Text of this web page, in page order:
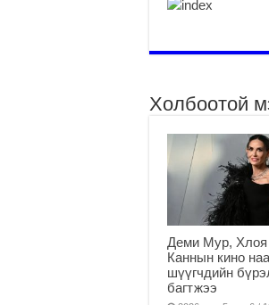
Холбоотой
Деми Мур,
Каннын кино
шүүгчдийн
багтжээ